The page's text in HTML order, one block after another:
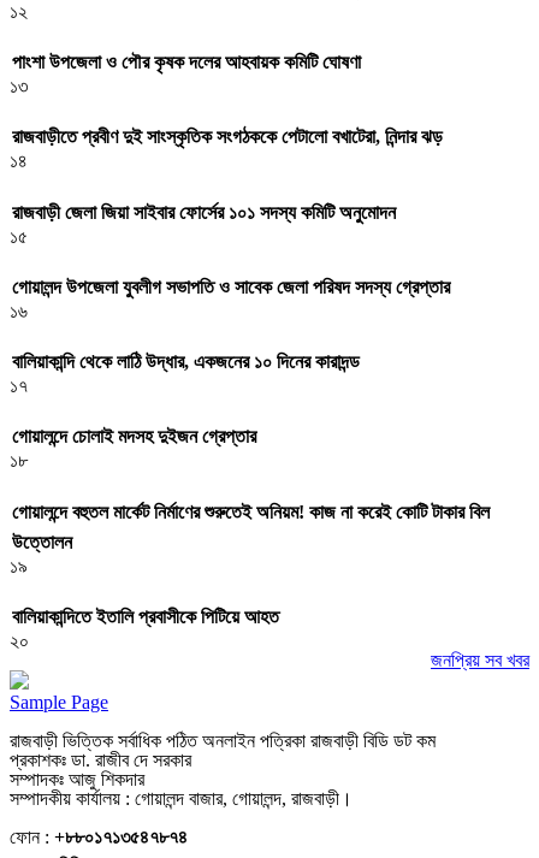
১২
পাংশা উপজেলা ও পৌর কৃষক দলের আহবায়ক কমিটি ঘোষণা
১৩
রাজবাড়ীতে প্রবীণ দুই সাংস্কৃতিক সংগঠককে পেটালো বখাটেরা, নিন্দার ঝড়
১৪
রাজবাড়ী জেলা জিয়া সাইবার ফোর্সের ১০১ সদস্য কমিটি অনুমোদন
১৫
গোয়ালন্দ উপজেলা যুবলীগ সভাপতি ও সাবেক জেলা পরিষদ সদস্য গ্রেপ্তার
১৬
বালিয়াকান্দি থেকে লাঠি উদ্ধার, একজনের ১০ দিনের কারাদন্ড
১৭
গোয়ালন্দে চোলাই মদসহ দুইজন গ্রেপ্তার
১৮
গোয়ালন্দে বহুতল মার্কেট নির্মাণের শুরুতেই অনিয়ম! কাজ না করেই কোটি টাকার বিল
উত্তোলন
১৯
বালিয়াকান্দিতে ইতালি প্রবাসীকে পিটিয়ে আহত
২০
জনপ্রিয় সব খবর
Sample Page
রাজবাড়ী ভিত্তিক সর্বাধিক পঠিত অনলাইন পত্রিকা রাজবাড়ী বিডি ডট কম
প্রকাশকঃ ডা. রাজীব দে সরকার
সম্পাদকঃ আজু শিকদার
সম্পাদকীয় কার্যালয় : গোয়ালন্দ বাজার, গোয়ালন্দ, রাজবাড়ী।
ফোন : +৮৮০১৭১৩৫৪৭৮৭৪